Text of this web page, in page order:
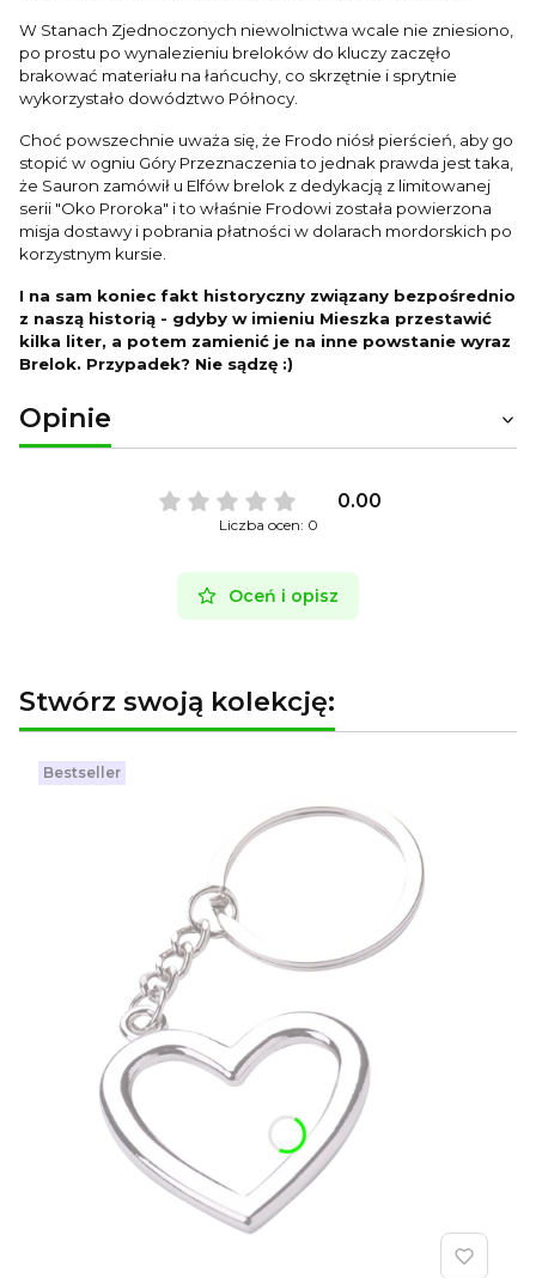
W Stanach Zjednoczonych niewolnictwa wcale nie zniesiono,
po prostu po wynalezieniu breloków do kluczy zaczęło
brakować materiału na łańcuchy, co skrzętnie i sprytnie
wykorzystało dowództwo Północy.
Choć powszechnie uważa się, że Frodo niósł pierścień, aby go
stopić w ogniu Góry Przeznaczenia to jednak prawda jest taka,
że Sauron zamówił u Elfów brelok z dedykacją z limitowanej
serii "Oko Proroka" i to właśnie Frodowi została powierzona
misja dostawy i pobrania płatności w dolarach mordorskich po
korzystnym kursie.
I na sam koniec fakt historyczny związany bezpośrednio
z naszą historią - gdyby w imieniu Mieszka przestawić
kilka liter, a potem zamienić je na inne powstanie wyraz
Brelok. Przypadek? Nie sądzę :)
Opinie
0.00
Liczba ocen: 0
Oceń i opisz
Stwórz swoją kolekcję:
Bestseller